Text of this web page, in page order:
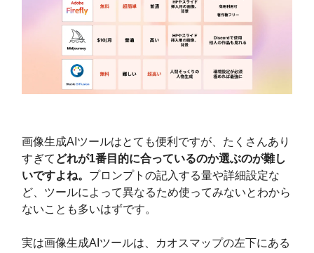
画像生成AIツールはとても便利ですが、たくさんあり
すぎて どれが1番目的に合っているのか選ぶのが難し
いですよね。 プロンプトの記入する量や詳細設定な
ど、ツールによって異なるため使ってみないとわから
ないことも多いはずです。
実は画像生成AIツールは、カオスマップの左下にある